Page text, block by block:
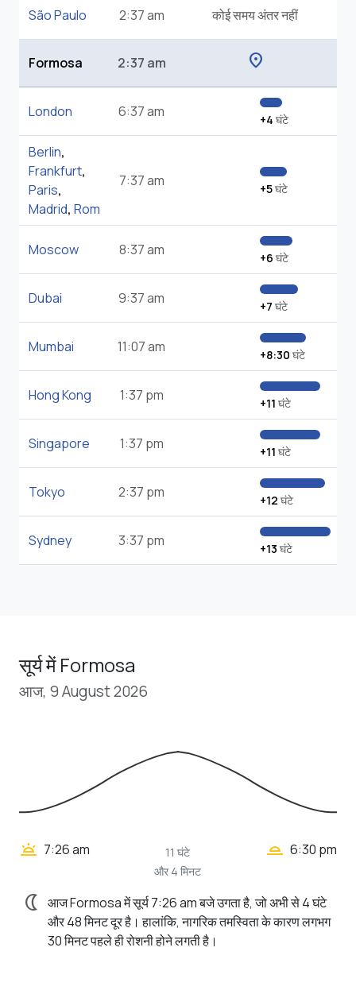
São Paulo 2:37 am कोई समय अंतर नहीं
Formosa 2:37 am location_on
London 6:37 am +4 घंटे
Berlin,
Frankfurt,
Paris,
Madrid, Rom
7:37 am +5घंटे
Moscow 8:37 am +6 घंटे
Dubai 9:37 am +7 घंटे
Mumbai 11:07 am +8:30 घंटे
Hong Kong 1:37 pm +11 घंटे
Singapore 1:37 pm +11 घंटे
Tokyo 2:37 pm +12 घंटे
Sydney 3:37 pm +13 घंटे
सूर्य में Formosa
आज, 9 August 2026
wb_twilight 7:26 am
11 घंटे
और 4 मिनट
wb_twilight_2 6:30 pm
nightlight आज Formosa में सूर्य 7:26 am बजे उगता है, जो अभी से 4 घंटे
और 48 मिनट दूर है। हालांकि, नागरिक तमस्विता के कारण लगभग
30 मिनट पहले ही रोशनी होने लगती है।